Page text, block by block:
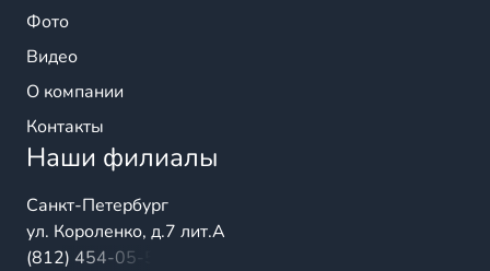
Фото
Видео
О компании
Контакты
Наши филиалы
Санкт-Петербург
ул. Короленко, д.7 лит.А
(812) 454-05-54